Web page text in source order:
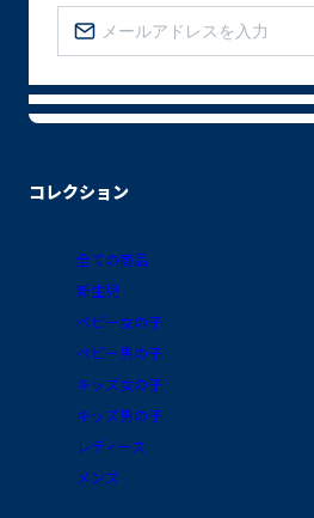
コレクション
全ての商品
新生児
ベビー女の子
ベビー男の子
キッズ女の子
キッズ男の子
レディース
メンズ